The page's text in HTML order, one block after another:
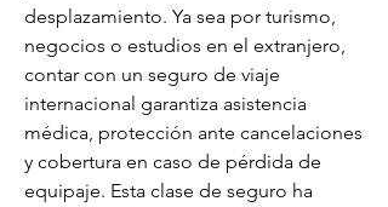
desplazamiento. Ya sea por turismo,
negocios o estudios en el extranjero,
contar con un seguro de viaje
internacional garantiza asistencia
médica, protección ante cancelaciones
y cobertura en caso de pérdida de
equipaje. Esta clase de seguro ha